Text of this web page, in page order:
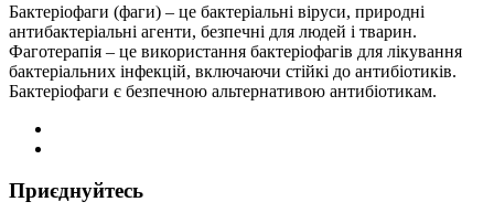
Бактеріофаги (фаги) – це бактеріальні віруси, природні
антибактеріальні агенти, безпечні для людей і тварин.
Фаготерапія – це використання бактеріофагів для лікування
бактеріальних інфекцій, включаючи стійкі до антибіотиків.
Бактеріофаги є безпечною альтернативою антибіотикам.
Приєднуйтесь